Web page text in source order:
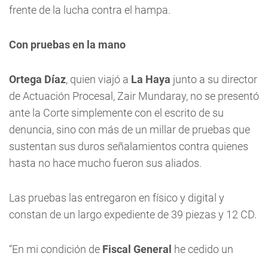
frente de la lucha contra el hampa.
Con pruebas en la mano
Ortega Díaz, quien viajó a La Haya junto a su director
de Actuación Procesal, Zair Mundaray, no se presentó
ante la Corte simplemente con el escrito de su
denuncia, sino con más de un millar de pruebas que
sustentan sus duros señalamientos contra quienes
hasta no hace mucho fueron sus aliados.
Las pruebas las entregaron en físico y digital y
constan de un largo expediente de 39 piezas y 12 CD.
“En mi condición de Fiscal General he cedido un